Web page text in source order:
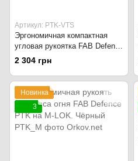
Артикул: PTK-VTS
Эргономичная компактная
угловая рукоятка FAB Defense
PTK с упором VTS на
Picatinny. Чёрный
2 304 грн
Новинка
3